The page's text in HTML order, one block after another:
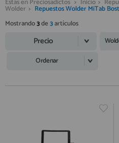
REPUESTOS MACBOOK
REPUESTOS OTROS
REPUESTOS PORTÁTILES
IC CHIP / FPC
MÓVILES
Recordarme
Regístrate en un momento
¿ERES NUEVO?
Estás en Preciosadictos > Inicio >
Wolder > Repuestos Wolder MiTab
Mostrando3de3artículos
Precio
Ordenar